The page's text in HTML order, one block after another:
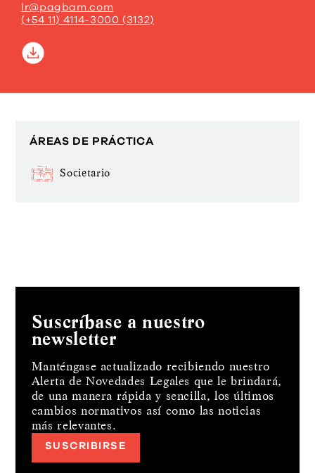
lr@pagbam.com
(+54 11) 4114-3000 (3132)
ÁREAS DE PRÁCTICA
Societario
Suscríbase a nuestro
newsletter
Manténgase actualizado recibiendo nuestro
Alerta de Novedades Legales que le brindará,
de una manera rápida y sencilla, los últimos
cambios normativos así como las noticias
más relevantes.
SUSCRIBIRSE